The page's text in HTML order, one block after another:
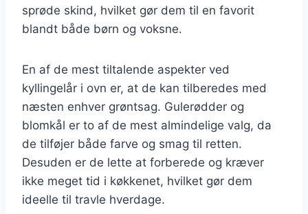
sprøde skind, hvilket gør dem til en favorit
blandt både børn og voksne.
En af de mest tiltalende aspekter ved
kyllingelår i ovn er, at de kan tilberedes med
næsten enhver grøntsag. Gulerødder og
blomkål er to af de mest almindelige valg, da
de tilføjer både farve og smag til retten.
Desuden er de lette at forberede og kræver
ikke meget tid i køkkenet, hvilket gør dem
ideelle til travle hverdage.